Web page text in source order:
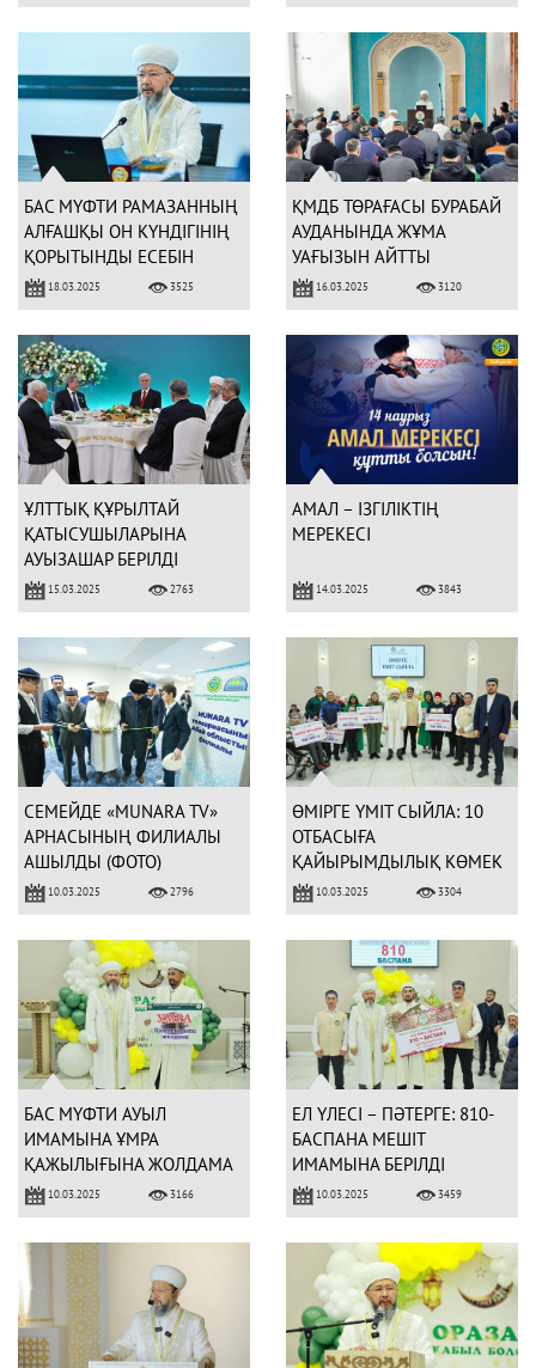
БАС МҮФТИ РАМАЗАННЫҢ
АЛҒАШҚЫ ОН КҮНДІГІНІҢ
ҚОРЫТЫНДЫ ЕСЕБІН
ТЫҢДАДЫ
18.03.2025 3525
ҚМДБ ТӨРАҒАСЫ БУРАБАЙ
АУДАНЫНДА ЖҰМА
УАҒЫЗЫН АЙТТЫ
16.03.2025 3120
ҰЛТТЫҚ ҚҰРЫЛТАЙ
ҚАТЫСУШЫЛАРЫНА
АУЫЗАШАР БЕРІЛДІ
15.03.2025 2763
АМАЛ – ІЗГІЛІКТІҢ
МЕРЕКЕСІ
14.03.2025 3843
СЕМЕЙДЕ «MUNARA TV»
АРНАСЫНЫҢ ФИЛИАЛЫ
АШЫЛДЫ (ФОТО)
10.03.2025 2796
ӨМІРГЕ ҮМІТ СЫЙЛА: 10
ОТБАСЫҒА
ҚАЙЫРЫМДЫЛЫҚ КӨМЕК
БЕРІЛДІ
10.03.2025 3304
БАС МҮФТИ АУЫЛ
ИМАМЫНА ҰМРА
ҚАЖЫЛЫҒЫНА ЖОЛДАМА
ТАБЫСТАДЫ
10.03.2025 3166
ЕЛ ҮЛЕСІ – ПӘТЕРГЕ: 810-
БАСПАНА МЕШІТ
ИМАМЫНА БЕРІЛДІ
10.03.2025 3459